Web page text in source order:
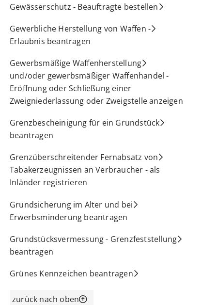
Gewässerschutz - Beauftragte bestellen
Gewerbliche Herstellung von Waffen -
Erlaubnis beantragen
Gewerbsmäßige Waffenherstellung
und/oder gewerbsmäßiger Waffenhandel -
Eröffnung oder Schließung einer
Zweigniederlassung oder Zweigstelle anzeigen
Grenzbescheinigung für ein Grundstück
beantragen
Grenzüberschreitender Fernabsatz von
Tabakerzeugnissen an Verbraucher - als
Inländer registrieren
Grundsicherung im Alter und bei
Erwerbsminderung beantragen
Grundstücksvermessung - Grenzfeststellung
beantragen
Grünes Kennzeichen beantragen
zurück nach oben